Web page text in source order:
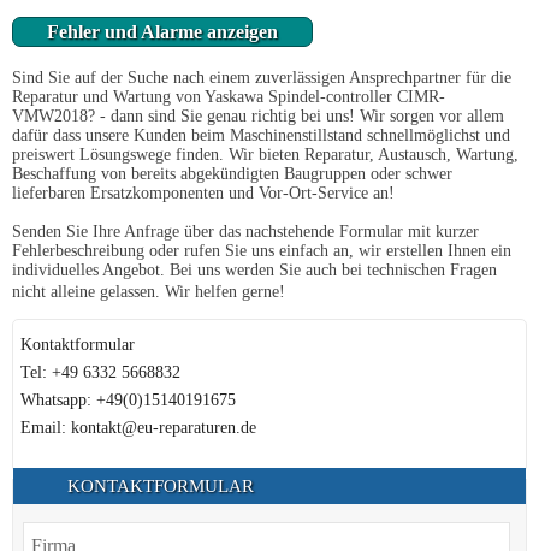
Fehler und Alarme anzeigen
Sind Sie auf der Suche nach einem zuverlässigen Ansprechpartner für die
Reparatur und Wartung von Yaskawa Spindel-controller CIMR-
VMW2018? - dann sind Sie genau richtig bei uns! Wir sorgen vor allem
dafür dass unsere Kunden beim Maschinenstillstand schnellmöglichst und
preiswert Lösungswege finden. Wir bieten Reparatur, Austausch, Wartung,
Beschaffung von bereits abgekündigten Baugruppen oder schwer
lieferbaren Ersatzkomponenten und Vor-Ort-Service an!
Senden Sie Ihre Anfrage über das nachstehende Formular mit kurzer
Fehlerbeschreibung oder rufen Sie uns einfach an, wir erstellen Ihnen ein
individuelles Angebot. Bei uns werden Sie auch bei technischen Fragen
nicht alleine gelassen. Wir helfen gerne!
Kontaktformular
Tel: +49 6332 5668832
Whatsapp: +49(0)15140191675
Email: kontakt@eu-reparaturen.de
KONTAKTFORMULAR